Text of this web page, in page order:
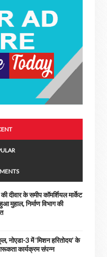
दीवार के समीप कॉमर्शियल मार्केट
मुहाल, निर्माण विभाग की
नोएडा-3 में ‘मिशन हरितोदय’ के
कार्यक्रम संपन्न